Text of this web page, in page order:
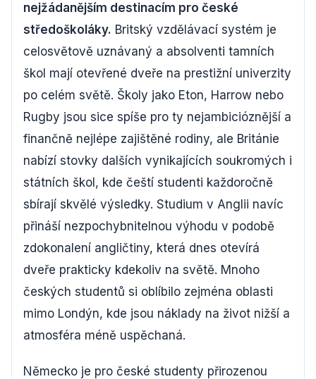
nejžádanějším destinacím pro české
středoškoláky. Britský vzdělávací systém je
celosvětově uznávaný a absolventi tamních
škol mají otevřené dveře na prestižní univerzity
po celém světě. Školy jako Eton, Harrow nebo
Rugby jsou sice spíše pro ty nejambicióznější a
finančně nejlépe zajištěné rodiny, ale Británie
nabízí stovky dalších vynikajících soukromých i
státních škol, kde čeští studenti každoročně
sbírají skvělé výsledky. Studium v Anglii navíc
přináší nezpochybnitelnou výhodu v podobě
zdokonalení angličtiny, která dnes otevírá
dveře prakticky kdekoliv na světě. Mnoho
českých studentů si oblíbilo zejména oblasti
mimo Londýn, kde jsou náklady na život nižší a
atmosféra méně uspěchaná.
Německo je pro české studenty přirozenou